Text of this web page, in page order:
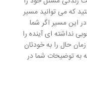
که می توانید مسیر
این مسیر اگر شما
نداشته ای آینده را
حال را به خودتان
به توضیحات شما در